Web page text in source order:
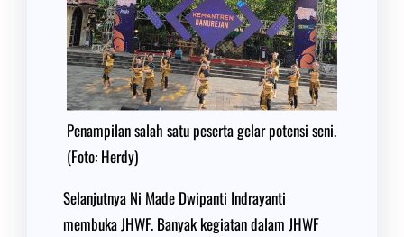
Penampilan salah satu peserta gelar potensi seni.
(Foto: Herdy)
Selanjutnya Ni Made Dwipanti Indrayanti
membuka JHWF. Banyak kegiatan dalam JHWF